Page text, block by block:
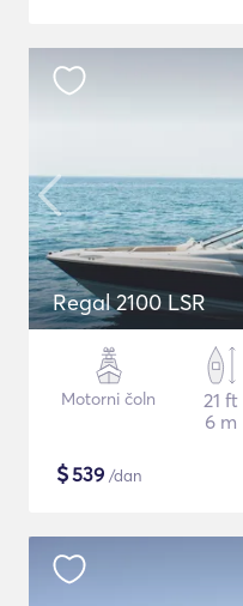
Regal 2100 LSR
Motorni čoln
21 ft
6 m
$539 /dan